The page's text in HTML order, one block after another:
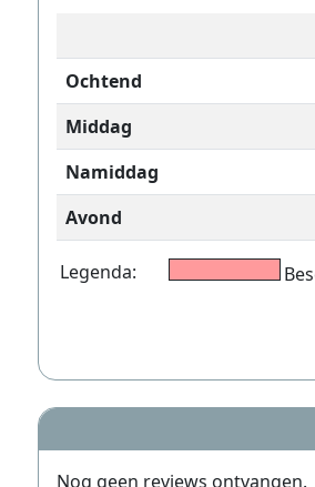
Ochtend
Middag
Namiddag
Avond
Legenda:
Nog geen reviews ontvangen.